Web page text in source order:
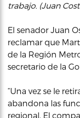
trabajo. (Juan
El senador Juan
reclamar que
de la Región
secretario de la
“Una vez se le
abandona las
regional. El